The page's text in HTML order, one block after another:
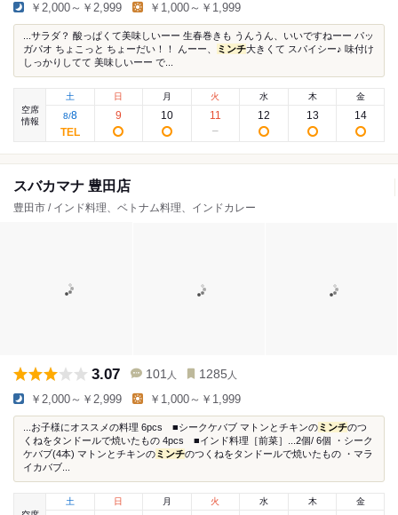
￥2,000～￥2,999 ￥1,000～￥1,999
...サラダ？ 酸っぱくて美味しいーー 生春巻きも うんうん、いいですねーー パッ
ガパオ ちょこっと ちょーだい！！ んーー、
ミンチ大きくて スパイシー♪ 味付け
しっかりしてて 美味しいーー で...
空席
情報
土
8/8
日
9
月
10
火
11
水
12
木
13
金
14
スバカマナ 豊田店
豊田市 / インド料理、ベトナム料理、インドカレー
3.07 101 人 1285 人
￥2,000～￥2,999 ￥1,000～￥1,999
...お子様にオススメの料理 6pcs ■シークケバブ マトンとチキンのミンチのつ
くねをタンドールで焼いたもの 4pcs ■インド料理［前菜］...2個/ 6個 ・シーク
ケバブ(4本) マトンとチキンのミンチのつくねをタンドールで焼いたもの ・マラ
イカバブ...
土 日 月 火 水 木 金